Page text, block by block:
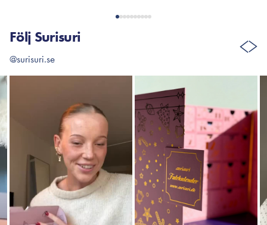
Följ Surisuri
@surisuri.se